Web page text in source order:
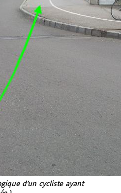
d’un cycliste ayant